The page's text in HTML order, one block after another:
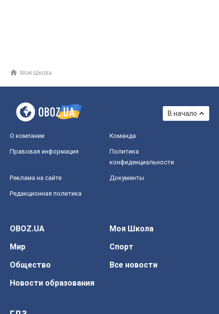
Моя Школа
В начало
О компании Команда
Правовая информация
Политика
конфиденциальности
Реклама на сайте Документы
Редакционная политика
OBOZ.UA
Моя Школа
Мир
Спорт
Общество
Все новости
Новости образования